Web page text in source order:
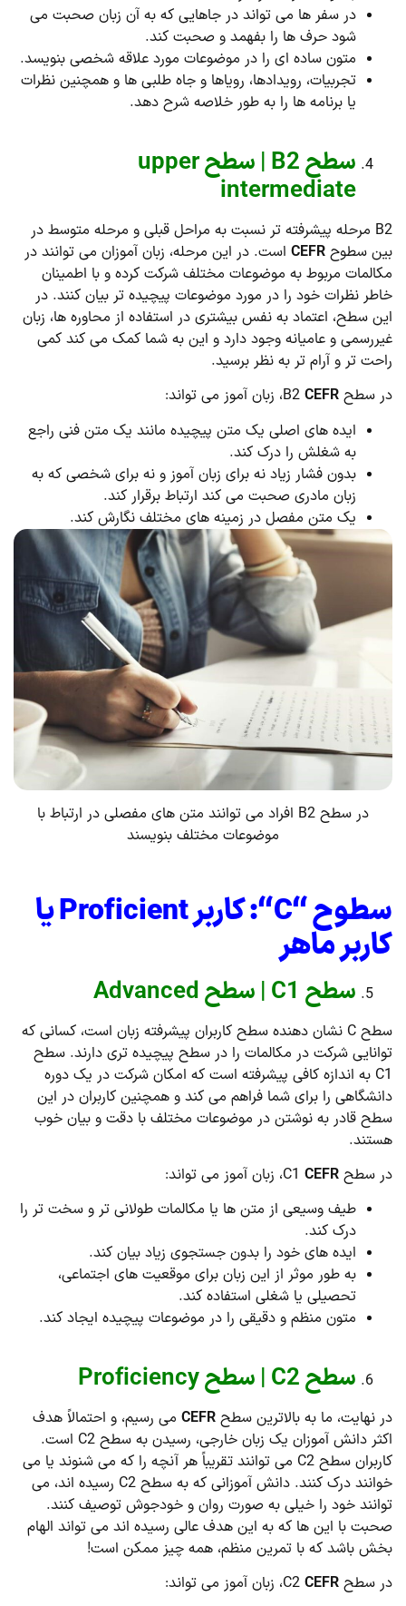
در سفر ها می تواند در جاهایی که به آن زبان صحبت می
شود حرف ها را بفهمد و صحبت کند.
متون ساده ای را در موضوعات مورد علاقه شخصی بنویسد.
تجربیات، رویدادها، رویاها و جاه طلبی ها و همچنین نظرات
یا برنامه ها را به طور خلاصه شرح دهد.
سطح B2 | سطح upper
intermediate
B2 مرحله پیشرفته تر نسبت به مراحل قبلی و مرحله متوسط در
بین سطوح CEFR است. در این مرحله، زبان آموزان می توانند در
مکالمات مربوط به موضوعات مختلف شرکت کرده و با اطمینان
خاطر نظرات خود را در مورد موضوعات پیچیده تر بیان کنند. در
این سطح، اعتماد به نفس بیشتری در استفاده از محاوره ها، زبان
غیررسمی و عامیانه وجود دارد و این به شما کمک می کند کمی
راحت تر و آرام تر به نظر برسید.
در سطح B2 CEFR
، زبان آموز می تواند:
ایده های اصلی یک متن پیچیده مانند یک متن فنی راجع
به شغلش را درک کند.
بدون فشار زیاد نه برای زبان آموز و نه برای شخصی که به
زبان مادری صحبت می کند ارتباط برقرار کند.
یک متن مفصل در زمینه های مختلف نگارش کند.
در سطح B2 افراد می توانند متن های مفصلی در ارتباط با
موضوعات مختلف بنویسند
سطوح “C“: کاربرProficientیا
کاربر ماهر
سطح C1 | سطح Advanced
سطح C نشان دهنده سطح کاربران پیشرفته زبان است، کسانی که
توانایی شرکت در مکالمات را در سطح پیچیده تری دارند. سطح
C1 به اندازه کافی پیشرفته است که امکان شرکت در یک دوره
دانشگاهی را برای شما فراهم می کند و همچنین کاربران در این
سطح قادر به نوشتن در موضوعات مختلف با دقت و بیان خوب
هستند.
در سطح C1 CEFR
، زبان آموز می تواند:
طیف وسیعی از متن ها یا مکالمات طولانی تر و سخت تر را
درک کند.
ایده های خود را بدون جستجوی زیاد بیان کند.
به طور موثر از این زبان برای موقعیت های اجتماعی،
تحصیلی یا شغلی استفاده کند.
متون منظم و دقیقی را در موضوعات پیچیده ایجاد کند.
سطح C2 | سطح Proficiency
در نهایت، ما به بالاترین سطح CEFR می رسیم، و احتمالاً هدف
اکثر دانش آموزان یک زبان خارجی، رسیدن به سطح C2 است.
کاربران سطح C2 می توانند تقریباً هر آنچه را که می شنوند یا می
خوانند درک کنند. دانش آموزانی که به سطح C2 رسیده اند، می
توانند خود را خیلی به صورت روان و خودجوش توصیف کنند.
صحبت با این ها که به این هدف عالی رسیده اند می تواند الهام
بخش باشد که با تمرین منظم، همه چیز ممکن است!
در سطح C2 CEFR
، زبان آموز می تواند: